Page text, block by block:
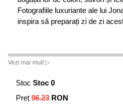
Fotografiile luxuriante ale lui
inspira să preparați zi de zi
Vezi mai mult ▷
Stoc Stoc 0
Preț 96.23 RON